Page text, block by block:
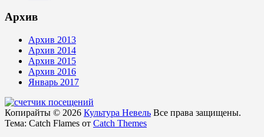
Архив
Архив 2013
Архив 2014
Архив 2015
Архив 2016
Январь 2017
Копирайты © 2026 Культура Невель Все права защищены.
Тема: Catch Flames от Catch Themes